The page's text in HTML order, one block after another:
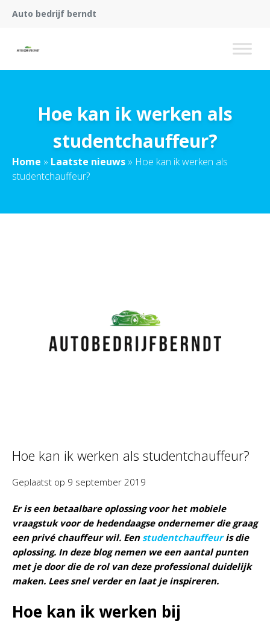
Auto bedrijf berndt
Hoe kan ik werken als
studentchauffeur?
Home » Laatste nieuws » Hoe kan ik werken als
studentchauffeur?
Hoe kan ik werken als studentchauffeur?
Geplaatst op 9 september 2019
Er is een betaalbare oplossing voor het mobiele
vraagstuk voor de hedendaagse ondernemer die graag
een privé chauffeur wil. Een studentchauffeuris die
oplossing. In deze blog nemen we een aantal punten
met je door die de rol van deze professional duidelijk
maken. Lees snel verder en laat je inspireren.
Hoe kan ik werken bij